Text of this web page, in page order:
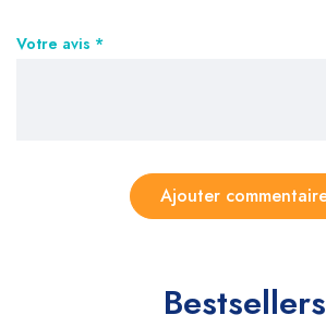
Votre avis *
Bestsellers